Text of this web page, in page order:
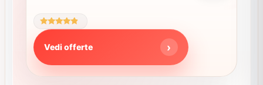
Valutato
su 5
Vedi offerte
varianti.
Le
opzioni
possono